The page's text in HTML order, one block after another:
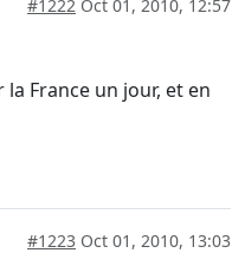
#1222 Oct 01, 2010, 12:57
France un jour, et en
#1223 Oct 01, 2010, 13:03